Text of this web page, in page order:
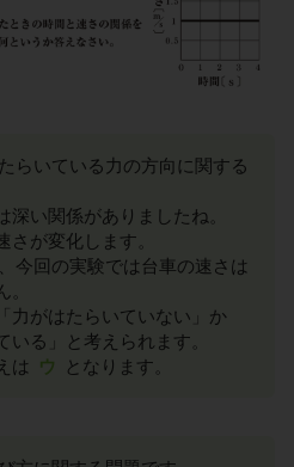
らいている力の方向に関する
深い関係がありましたね。
さが変化します。
今回の実験では台車の速さは
力がはたらいていない」か
いる」と考えられます。
は
ウ となります。